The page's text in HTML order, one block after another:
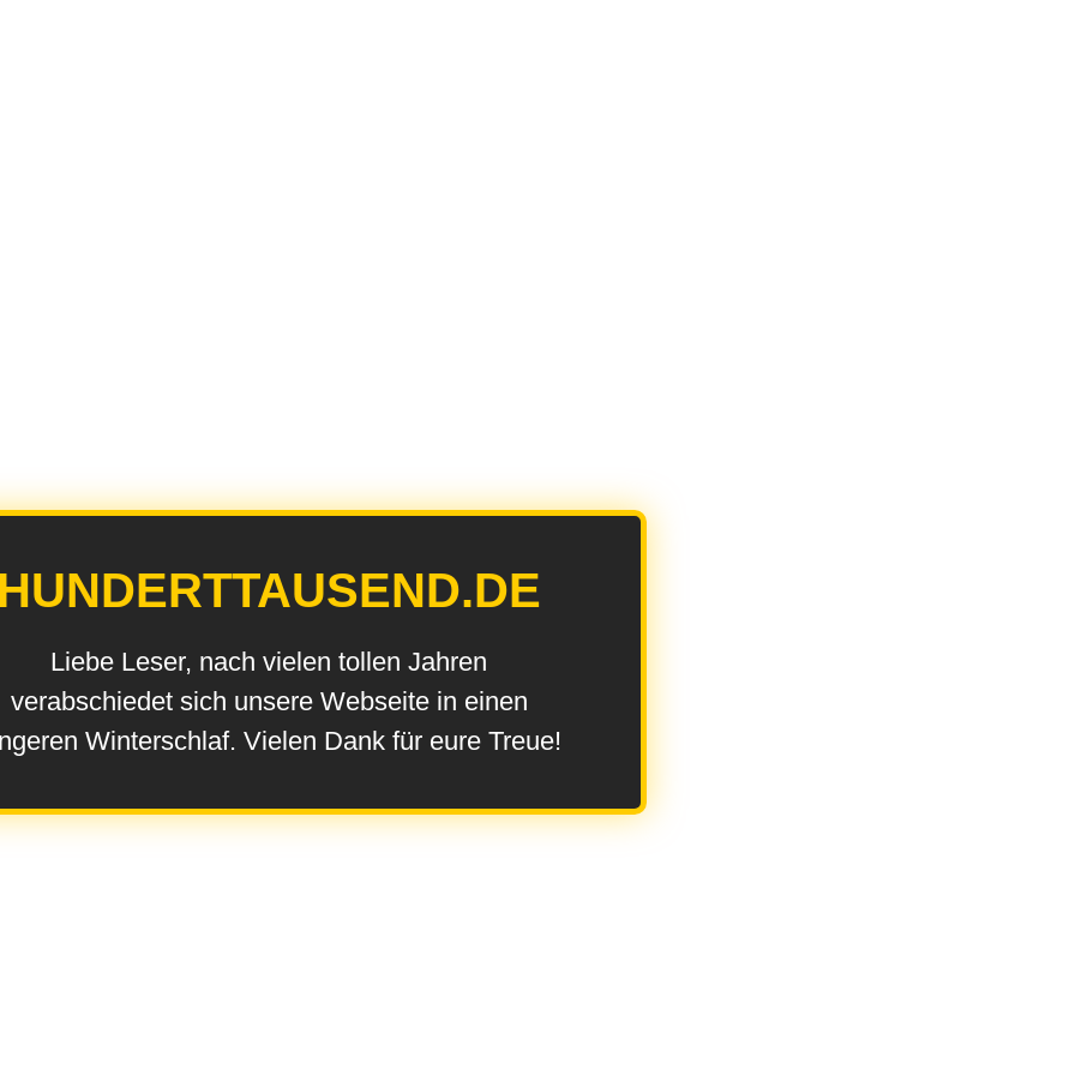
Liebe Leser, nach vielen tollen Jahren
verabschiedet sich unsere Webseite in einen
Winterschlaf. Vielen Dank für eure Treue!